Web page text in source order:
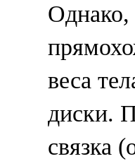
Однако,
веса
диски.
связка